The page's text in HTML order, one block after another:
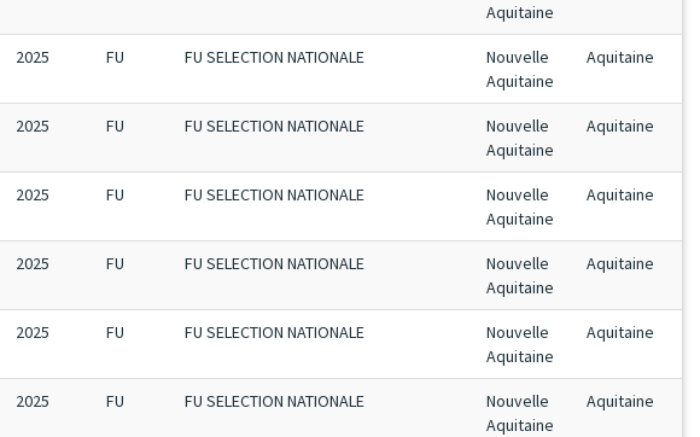
Aquitaine
2025 FU FU SELECTION NATIONALE
Nouvelle
Aquitaine
Aquitaine
2025 FU FU SELECTION NATIONALE
Nouvelle
Aquitaine
Aquitaine
2025 FU FU SELECTION NATIONALE
Nouvelle
Aquitaine
Aquitaine
2025 FU FU SELECTION NATIONALE
Nouvelle
Aquitaine
Aquitaine
2025 FU FU SELECTION NATIONALE
Nouvelle
Aquitaine
Aquitaine
2025 FU FU SELECTION NATIONALE
Nouvelle
Aquitaine
Aquitaine